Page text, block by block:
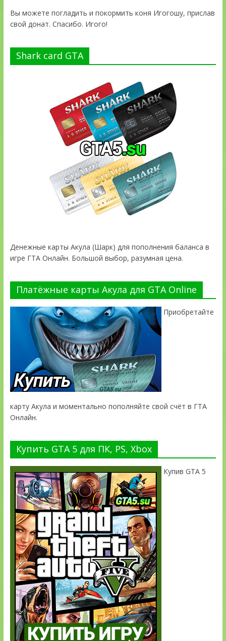
Вы можете погладить и покормить коня Игогошу, прислав
свой донат. Спасибо. Игого!
Shark card GTA
Денежные карты Акула (Шарк) для пополнения баланса в
игре ГТА Онлайн. Большой выбор, разумная цена.
Платёжные карты Акула для GTA Online
Приобретайте
карту Акула и моментально пополняйте свой счёт в ГТА
Онлайн.
Купить GTA 5 для ПК, PS, Xbox
Купив GTA 5